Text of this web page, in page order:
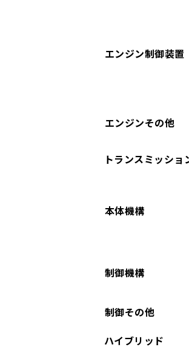
エンジン制御装置
エンジンその他
トランスミッショ
本体機構
制御機構
制御その他
ハイブリッド